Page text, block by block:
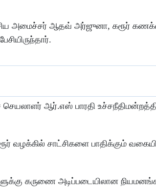
அமைச்சர் ஆதவ் அர்ஜுனா, கரூர்
செயலாளர் ஆர்.எஸ் பாரதி
வழக்கில் சாட்சிகளை பாதிக்கும்
கருணை அடிப்படையிலான